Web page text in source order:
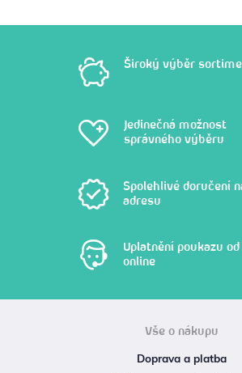
Široký výběr
Jedinečná možnost
správného výběru
Spolehlivé doručení
adresu
Uplatnění poukazu
online
Vše o nákupu
Doprava a platba